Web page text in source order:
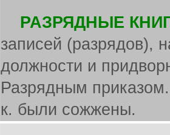
РАЗРЯДНЫЕ
записей (разрядов),
должности и
Разрядным
к. были сожжены.